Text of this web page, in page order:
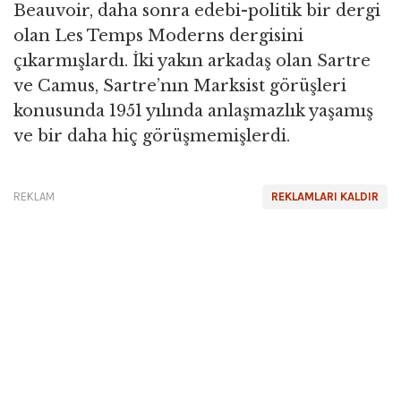
Beauvoir, daha sonra edebi-politik bir dergi
olan Les Temps Moderns dergisini
çıkarmışlardı. İki yakın arkadaş olan Sartre
ve Camus, Sartre’nın Marksist görüşleri
konusunda 1951 yılında anlaşmazlık yaşamış
ve bir daha hiç görüşmemişlerdi.
REKLAMLARI KALDIR
REKLAM